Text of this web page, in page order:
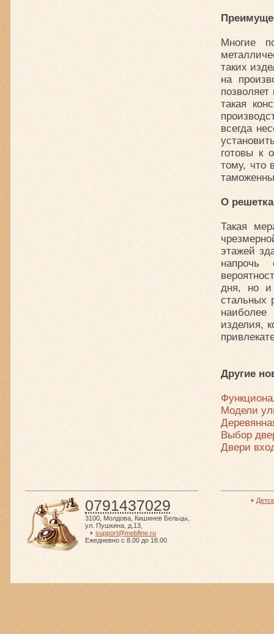
Многие
таких
на
такая
всегда
готовы к
тому, что
О
Такая
этажей
напрочь
дня, но и
стальных
изделия,
Другие
Модели
Выбор
Двери
0791437029
3100 Молдова Кишинев Бельцы
ул. Пушкина, д.13
support@mebfine.ru
Ежедневно с 8.00 до 18.00